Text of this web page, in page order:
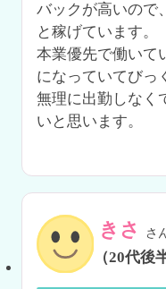
バックが高いので
と稼げています。
本業優先で働いて
になっていてびっ
無理に出勤しなく
いと思います。
きさ さ
（20代後